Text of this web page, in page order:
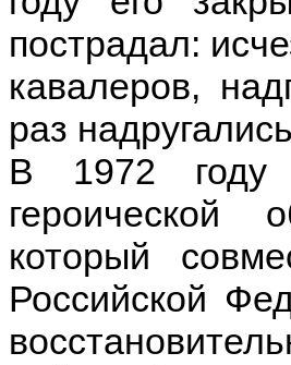
пострадал:
кавалеров,
раз
В 1972 году
героической
который
Российской